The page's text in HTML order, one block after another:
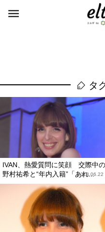
タ
IVAN、熱愛質問に笑顔 交際中の
野村祐希と“年内入籍”「あれ...
2018.06.22